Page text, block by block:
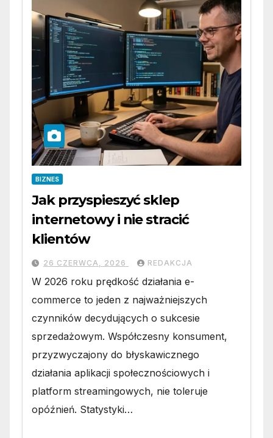
BIZNES
Jak przyspieszyć sklep
internetowy i nie stracić
klientów
26 CZERWCA, 2026 REDAKCJA
W 2026 roku prędkość działania e-
commerce to jeden z najważniejszych
czynników decydujących o sukcesie
sprzedażowym. Współczesny konsument,
przyzwyczajony do błyskawicznego
działania aplikacji społecznościowych i
platform streamingowych, nie toleruje
opóźnień. Statystyki…